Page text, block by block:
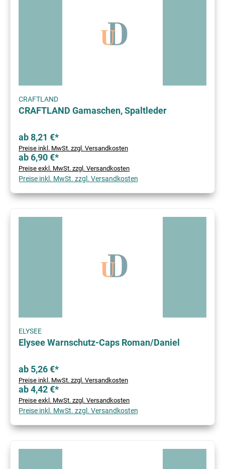
CRAFTLAND
CRAFTLAND Gamaschen, Spaltleder
ab 8,21 €*
Preise inkl. MwSt. zzgl. Versandkosten
ab 6,90 €*
Preise exkl. MwSt. zzgl. Versandkosten
Preise inkl. MwSt. zzgl. Versandkosten
ELYSEE
Elysee Warnschutz-Caps Roman/Daniel
ab 5,26 €*
Preise inkl. MwSt. zzgl. Versandkosten
ab 4,42 €*
Preise exkl. MwSt. zzgl. Versandkosten
Preise inkl. MwSt. zzgl. Versandkosten